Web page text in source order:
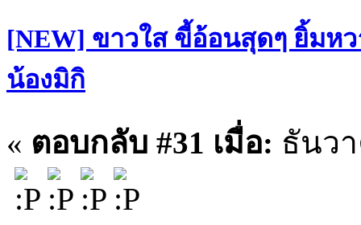
[NEW] ขาวใส ขี้อ้อนสุดๆ ยิ้มห
น้องมิกิ
« ตอบกลับ #31 เมื่อ: ธันวา